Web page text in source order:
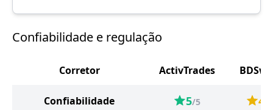
Confiabilidade e regulação
Corretor ActivTrades
Confiabilidade 5/5 4